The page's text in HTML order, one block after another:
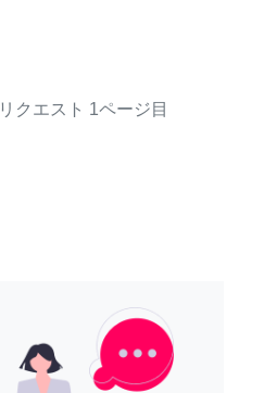
リクエスト 1ページ目